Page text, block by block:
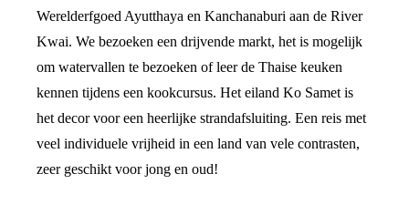
Werelderfgoed Ayutthaya en Kanchanaburi aan de River
Kwai. We bezoeken een drijvende markt, het is mogelijk
om watervallen te bezoeken of leer de Thaise keuken
kennen tijdens een kookcursus. Het eiland Ko Samet is
het decor voor een heerlijke strandafsluiting. Een reis met
veel individuele vrijheid in een land van vele contrasten,
zeer geschikt voor jong en oud!